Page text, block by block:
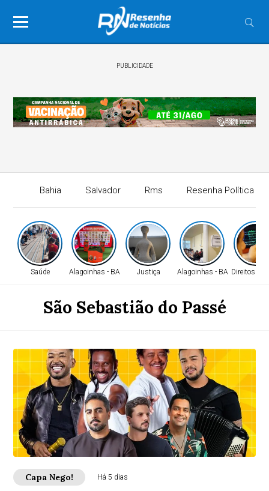
PUBLICIDADE
Bahia Salvador Rms Resenha Política
Saúde Alagoinhas - BA Justiça Alagoinhas - BA Direitos
São Sebastião do Passé
Capa Nego! Há 5 dias